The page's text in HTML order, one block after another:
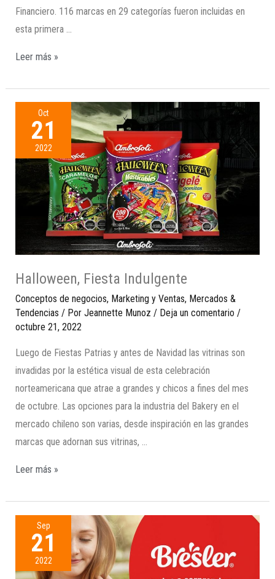
Financiero. 116 marcas en 29 categorías fueron incluidas en
esta primera …
Leer más »
Oct
21
2022
Halloween, Fiesta Indulgente
Conceptos de negocios, Marketing y Ventas, Mercados &
Tendencias / Por Jeannette Munoz / Deja un comentario /
octubre 21, 2022
Luego de Fiestas Patrias y antes de Navidad las vitrinas son
invadidas por la estética visual de esta celebración
norteamericana que atrae a grandes y chicos a fines del mes
de octubre. Las opciones para la industria del Bakery en el
mercado chileno son varias, desde inspiración en las grandes
marcas que adornan sus vitrinas, …
Leer más »
Sep
21
2022